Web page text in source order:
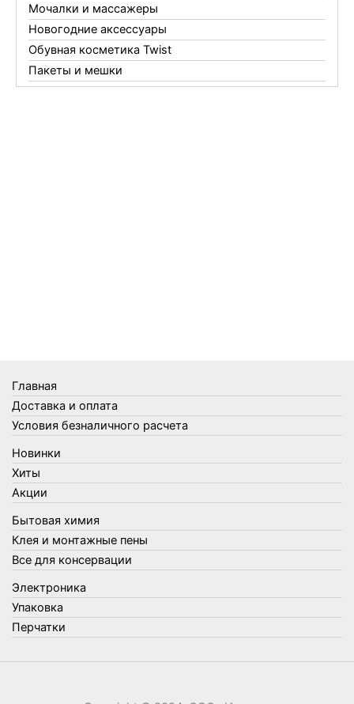
Мочалки и массажеры
Новогодние аксессуары
Обувная косметика Twist
Пакеты и мешки
Перчатки
Товары для кухни
Товары для сада и огорода
Товары для туризма и отдыха
Упаковка
Утеплители и прочее
Фонари, лампы и удлинители
Хозяйственные товары
Швабры, стекломои, черенки и насадки
Шнуры, веревки и шпагаты
Электроника
Элементы питания
Главная
Доставка и оплата
Условия безналичного расчета
Новинки
Хиты
Акции
Бытовая химия
Клея и монтажные пены
Все для консервации
Электроника
Упаковка
Перчатки